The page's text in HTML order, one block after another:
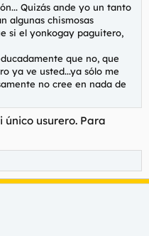
Quizás ande yo un tanto
algunas chismosas
si el yonkogay paguitero,
que no, que
ya ve usted...ya sólo me
no cree en nada de
único usurero. Para